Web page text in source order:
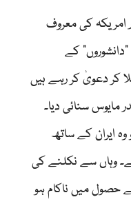
کی معروف
کے
دعویٰ کر رہے ہیں
سنائی دیا۔
ایران کے ساتھ
سے نکلنے کی
میں ناکام ہو